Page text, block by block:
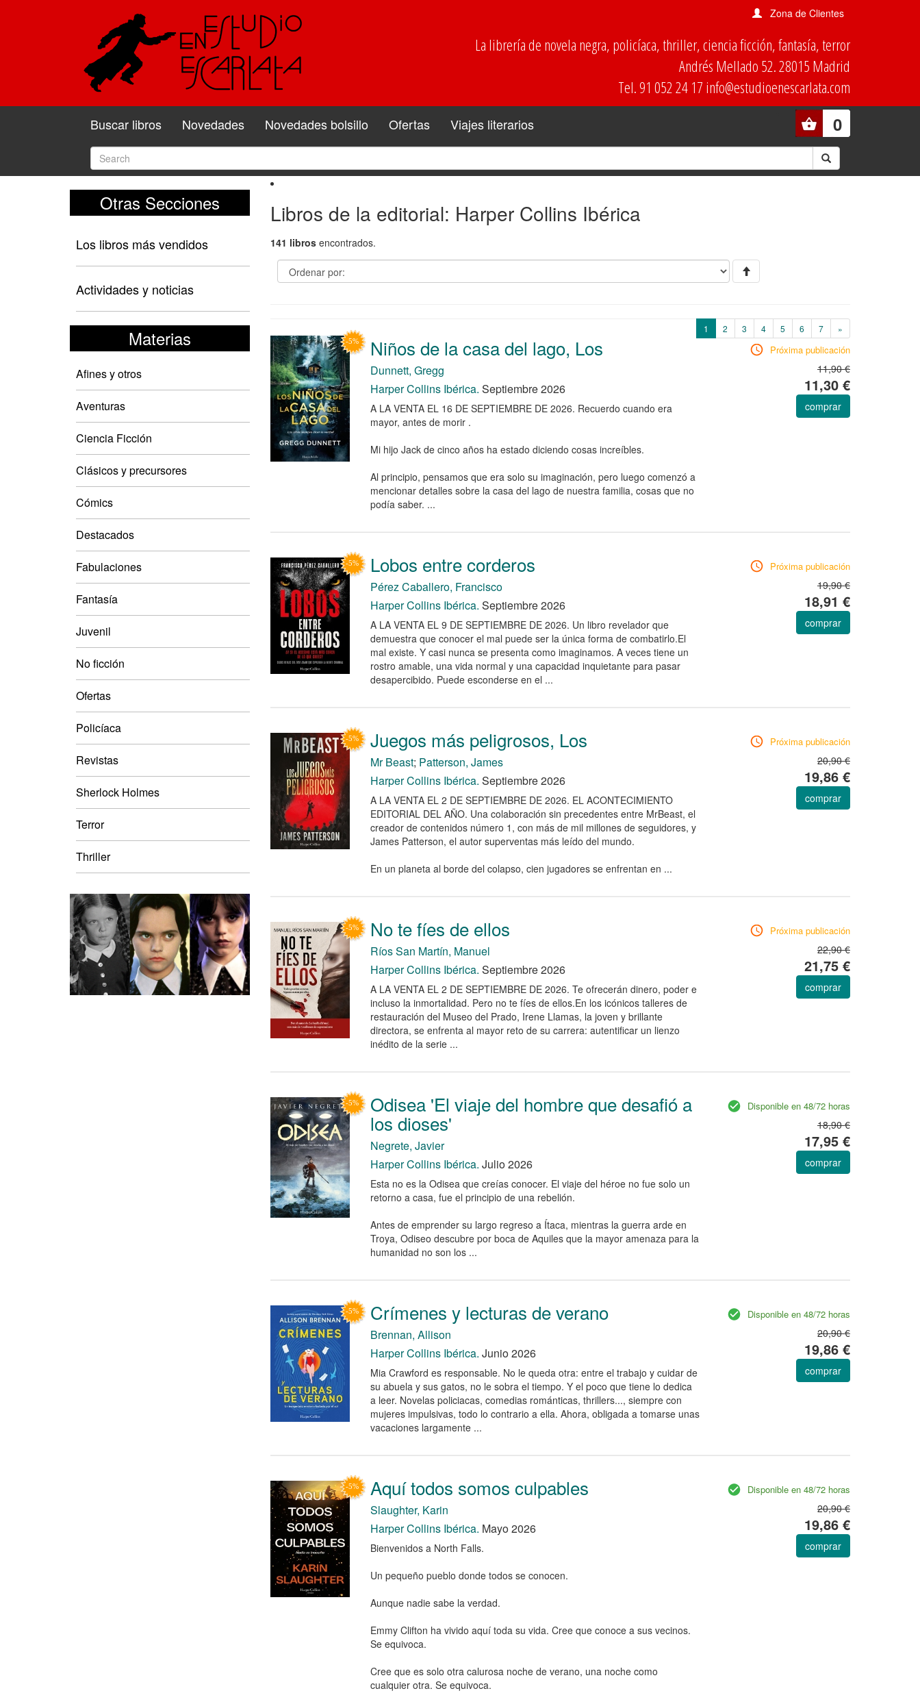
Zona de Clientes
La librería de novela negra, policíaca, thriller, ciencia ficción, fantasía, terror
Andrés Mellado 52. 28015 Madrid
Tel. 91 052 24 17 info@estudioenescarlata.com
0
Buscar libros Novedades Novedades bolsillo Ofertas Viajes literarios
Otras Secciones
Los libros más vendidos
Actividades y noticias
Materias
Afines y otros
Aventuras
Ciencia Ficción
Clásicos y precursores
Cómics
Destacados
Fabulaciones
Fantasía
Juvenil
No ficción
Ofertas
Policíaca
Revistas
Sherlock Holmes
Terror
Thriller
Libros de la editorial: Harper Collins Ibérica
141 librosencontrados.
1 (current)
2 3 4 5 6 7 »
Niños de la casa del lago, Los
Dunnett, Gregg
Harper Collins Ibérica. Septiembre 2026
A LA VENTA EL 16 DE SEPTIEMBRE DE 2026. Recuerdo cuando era
mayor, antes de morir .
Mi hijo Jack de cinco años ha estado diciendo cosas increíbles.
Al principio, pensamos que era solo su imaginación, pero luego comenzó a
mencionar detalles sobre la casa del lago de nuestra familia, cosas que no
podía saber. ...
Próxima publicación
11,90 €
11,30 €
comprar
Lobos entre corderos
Pérez Caballero, Francisco
Harper Collins Ibérica. Septiembre 2026
A LA VENTA EL 9 DE SEPTIEMBRE DE 2026. Un libro revelador que
demuestra que conocer el mal puede ser la única forma de combatirlo.El
mal existe. Y casi nunca se presenta como imaginamos. A veces tiene un
rostro amable, una vida normal y una capacidad inquietante para pasar
desapercibido. Puede esconderse en el ...
Próxima publicación
19,90 €
18,91 €
comprar
Juegos más peligrosos, Los
Mr Beast; Patterson, James
Harper Collins Ibérica. Septiembre 2026
A LA VENTA EL 2 DE SEPTIEMBRE DE 2026. EL ACONTECIMIENTO
EDITORIAL DEL AÑO. Una colaboración sin precedentes entre MrBeast, el
creador de contenidos número 1, con más de mil millones de seguidores, y
James Patterson, el autor superventas más leído del mundo.
En un planeta al borde del colapso, cien jugadores se enfrentan en ...
Próxima publicación
20,90 €
19,86 €
comprar
No te fíes de ellos
Ríos San Martín, Manuel
Harper Collins Ibérica. Septiembre 2026
A LA VENTA EL 2 DE SEPTIEMBRE DE 2026. Te ofrecerán dinero, poder e
incluso la inmortalidad. Pero no te fíes de ellos.En los icónicos talleres de
restauración del Museo del Prado, Irene Llamas, la joven y brillante
directora, se enfrenta al mayor reto de su carrera: autentificar un lienzo
inédito de la serie ...
Próxima publicación
22,90 €
21,75 €
comprar
Odisea 'El viaje del hombre que desafió a
los dioses'
Negrete, Javier
Harper Collins Ibérica. Julio 2026
Esta no es la Odisea que creías conocer. El viaje del héroe no fue solo un
retorno a casa, fue el principio de una rebelión.
Antes de emprender su largo regreso a Ítaca, mientras la guerra arde en
Troya, Odiseo descubre por boca de Aquiles que la mayor amenaza para la
humanidad no son los ...
Disponible en 48/72 horas
18,90 €
17,95 €
comprar
Crímenes y lecturas de verano
Brennan, Allison
Harper Collins Ibérica. Junio 2026
Mia Crawford es responsable. No le queda otra: entre el trabajo y cuidar de
su abuela y sus gatos, no le sobra el tiempo. Y el poco que tiene lo dedica
a leer. Novelas policiacas, comedias románticas, thrillers..., siempre con
mujeres impulsivas, todo lo contrario a ella. Ahora, obligada a tomarse unas
vacaciones largamente ...
Disponible en 48/72 horas
20,90 €
19,86 €
comprar
Aquí todos somos culpables
Slaughter, Karin
Harper Collins Ibérica. Mayo 2026
Bienvenidos a North Falls.
Un pequeño pueblo donde todos se conocen.
Aunque nadie sabe la verdad.
Emmy Clifton ha vivido aquí toda su vida. Cree que conoce a sus vecinos.
Se equivoca.
Cree que es solo otra calurosa noche de verano, una noche como
cualquier otra. Se equivoca.
Disponible en 48/72 horas
20,90 €
19,86 €
comprar